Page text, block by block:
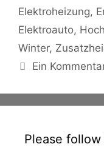
Elektroheizung,
Elektroauto,
Winter,
Ein
Please